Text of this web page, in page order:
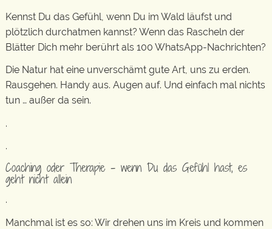
Kennst Du das Gefühl, wenn Du im Wald läufst und
plötzlich durchatmen kannst? Wenn das Rascheln der
Blätter Dich mehr berührt als 100 WhatsApp-Nachrichten?
Die Natur hat eine unverschämt gute Art, uns zu erden.
Rausgehen. Handy aus. Augen auf. Und einfach mal nichts
tun … außer da sein.
.
.
Coaching oder Therapie – wenn Du das Gefühl hast, es
geht nicht allein
.
Manchmal ist es so: Wir drehen uns im Kreis und kommen